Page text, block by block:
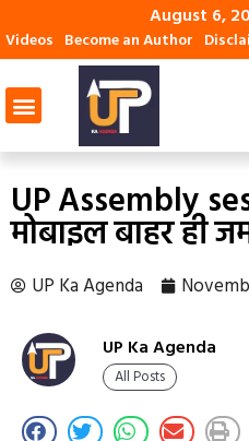
August 6,
Videos Become an Author
UP Assembly
मोबाइल बाहर ही
UP Ka Agenda
UP Ka Agenda
All Posts